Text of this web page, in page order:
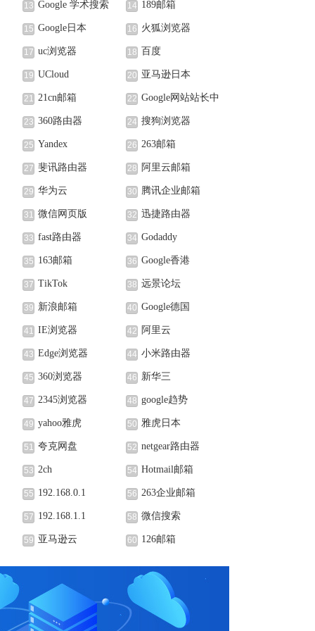
13 Google 学术搜索 14 189邮箱
15 Google日本 16 火狐浏览器
17 uc浏览器 18 百度
19 UCloud 20 亚马逊日本
21 21cn邮箱 22 Google网站站长中
心
23 360路由器 24 搜狗浏览器
25 Yandex 26 263邮箱
27 斐讯路由器 28 阿里云邮箱
29 华为云 30 腾讯企业邮箱
31 微信网页版 32 迅捷路由器
33 fast路由器 34 Godaddy
35 163邮箱 36 Google香港
37 TikTok 38 远景论坛
39 新浪邮箱 40 Google德国
41 IE浏览器 42 阿里云
43 Edge浏览器 44 小米路由器
45 360浏览器 46 新华三
47 2345浏览器 48 google趋势
49 yahoo雅虎 50 雅虎日本
51 夸克网盘 52 netgear路由器
53 2ch 54 Hotmail邮箱
55 192.168.0.1 56 263企业邮箱
57 192.168.1.1 58 微信搜索
59 亚马逊云 60 126邮箱